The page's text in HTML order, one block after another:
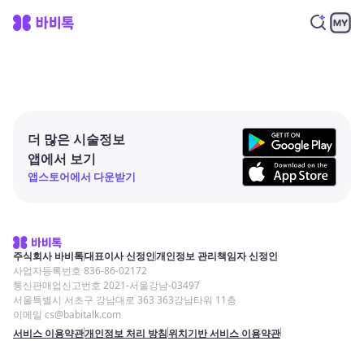
더 많은 시술정보
앱에서 보기
앱스토어에서 다운받기
주식회사 바비톡대표이사 신정인개인정보 관리책임자 신정인
사업자등록번호 836-86-02172
통신판매업신고번호 2021-서울강남-03497
서울특별시 서초구 강남대로 363 363강남타워 11층
이메일 cs@babitalk.com
서비스 이용약관개인정보 처리 방침위치기반 서비스 이용약관